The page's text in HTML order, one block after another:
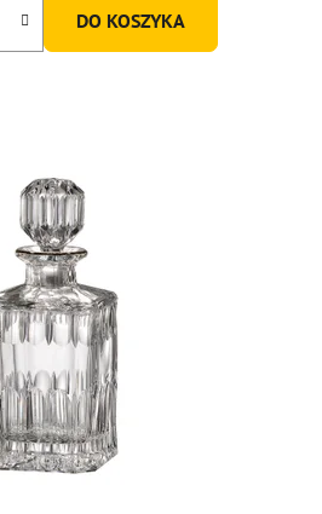
DO KOSZYKA